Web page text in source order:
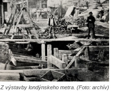
Z výstavby londýnskeho metra. (Foto: archív)